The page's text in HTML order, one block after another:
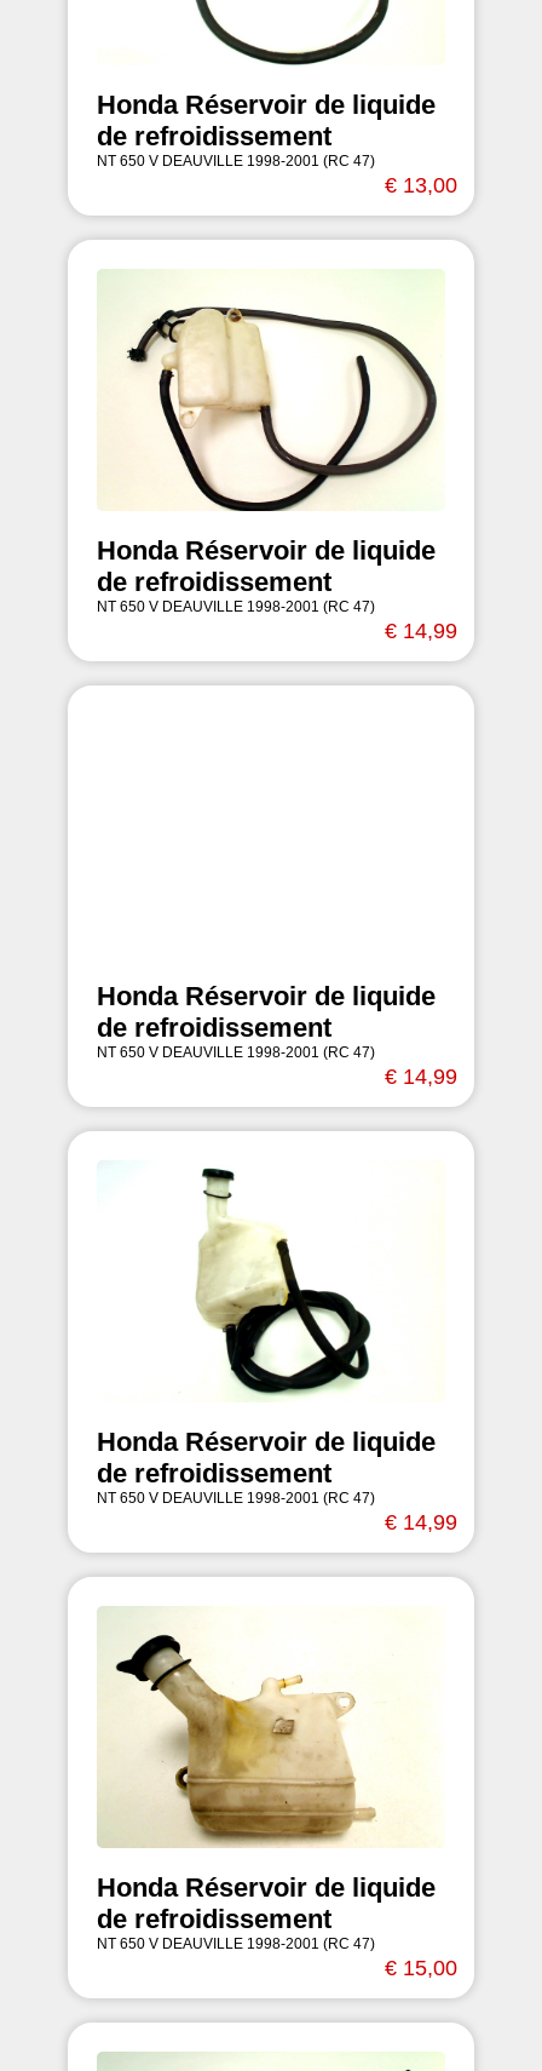
Honda Réservoir de liquide
de refroidissement
NT 650 V DEAUVILLE 1998-2001 (RC 47)
€ 13,00
Honda Réservoir de liquide
de refroidissement
NT 650 V DEAUVILLE 1998-2001 (RC 47)
€ 14,99
Honda Réservoir de liquide
de refroidissement
NT 650 V DEAUVILLE 1998-2001 (RC 47)
€ 14,99
Honda Réservoir de liquide
de refroidissement
NT 650 V DEAUVILLE 1998-2001 (RC 47)
€ 14,99
Honda Réservoir de liquide
de refroidissement
NT 650 V DEAUVILLE 1998-2001 (RC 47)
€ 15,00